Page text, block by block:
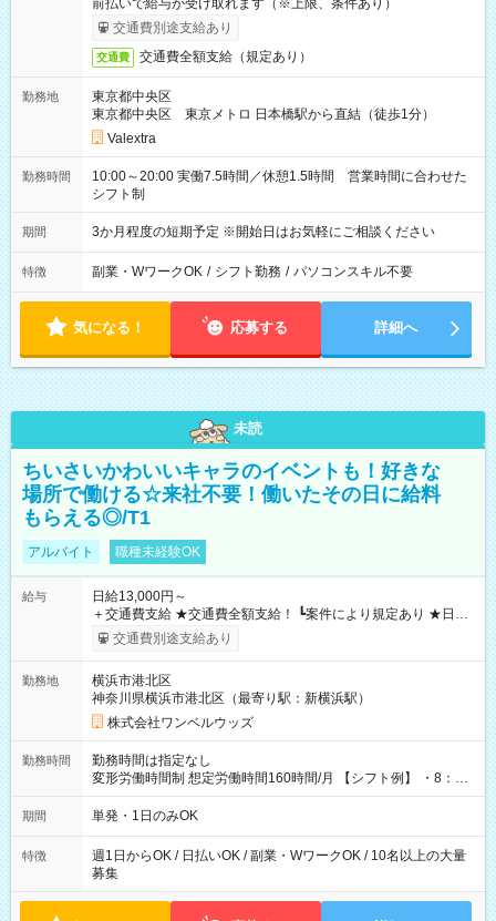
前払いで給与が受け取れます（※上限、条件あり）
交通費別途支給あり
交通費 交通費全額支給（規定あり）
勤務地
東京都中央区
東京都中央区 東京メトロ 日本橋駅から直結（徒歩1分）
Valextra
勤務時間
10:00～20:00 実働7.5時間／休憩1.5時間 営業時間に合わせた
シフト制
期間 3か月程度の短期予定 ※開始日はお気軽にご相談ください
特徴 副業・WワークOK / シフト勤務 / パソコンスキル不要
気になる！ 応募する 詳細へ
未読
ちいさいかわいいキャラのイベントも！好きな
場所で働ける☆来社不要！働いたその日に給料
もらえる◎/T1
アルバイト 職種未経験OK
給与
日給13,000円～
＋交通費支給 ★交通費全額支給！ ┗案件により規定あり ★日払
いOK！（規定あり） ┗働いたその日に現金GET♪ お仕事後はコ
ンビニATMから 日払い分を引き落とせます！ 【試用期間】試
交通費別途支給あり
勤務地
横浜市港北区
神奈川県横浜市港北区（最寄り駅：新横浜駅）
株式会社ワンベルウッズ
勤務時間
勤務時間は指定なし
変形労働時間制 想定労働時間160時間/月 【シフト例】 ・8：00
～21：00
期間 単発・1日のみOK
特徴
週1日からOK / 日払いOK / 副業・WワークOK / 10名以上の大量
募集